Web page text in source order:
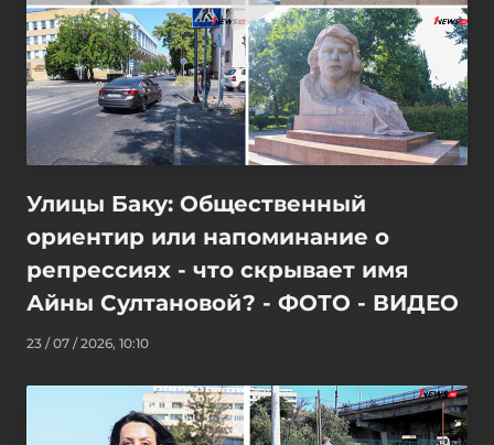
Улицы Баку: Общественный
ориентир или напоминание о
репрессиях - что скрывает имя
Айны Султановой? - ФОТО - ВИДЕО
23 / 07 / 2026, 10:10